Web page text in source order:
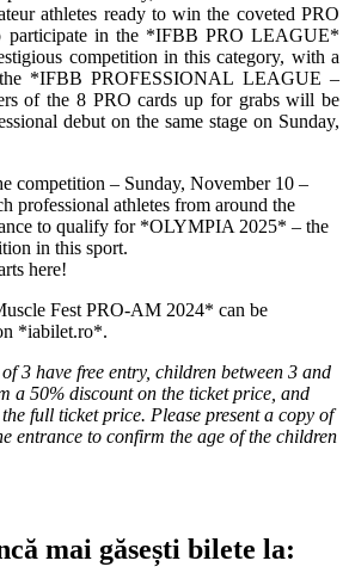
athletes ready to win the coveted PRO
participate in the *IFBB PRO LEAGUE*
competition in this category, with a
the *IFBB PROFESSIONAL LEAGUE –
of the 8 PRO cards up for grabs will be
debut on the same stage on Sunday,
competition – Sunday, November 10 –
professional athletes from around the
to qualify for *OLYMPIA 2025* – the
in this sport.
here!
Fest PRO-AM 2024* can be
*iabilet.ro*.
3 have free entry, children between 3 and
a 50% discount on the ticket price, and
full ticket price. Please present a copy of
entrance to confirm the age of the children
mai găsești bilete la: